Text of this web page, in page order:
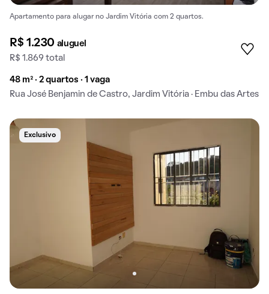
Apartamento para alugar no Jardim Vitória com 2 quartos.
R$ 1.230 aluguel
R$ 1.869 total
48 m² · 2 quartos · 1 vaga
Rua José Benjamin de Castro, Jardim Vitória · Embu das Artes
Exclusivo